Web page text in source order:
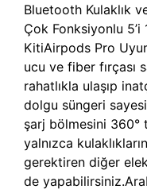
Bluetooth Kulaklık
Çok Fonksiyonlu 5’i
KitiAirpods Pro
ucu ve fiber fırçası
rahatlıkla ulaşıp
dolgu süngeri
şarj bölmesini 360°
yalnızca
gerektiren diğer
de